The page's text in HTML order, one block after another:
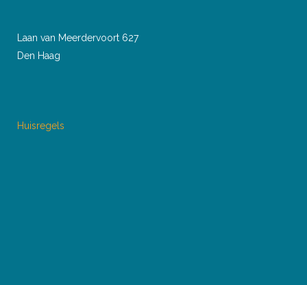
Laan van Meerdervoort 627
Den Haag
Huisregels